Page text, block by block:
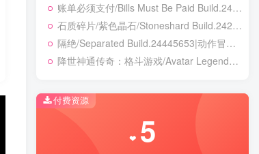
账单必须支付/Bills Must Be Paid Build.24451921|动作冒险|容量1.4GB|免安装绿色中文版
石质碎片/紫色晶石/Stoneshard Build.24221199|角色扮演|容量887B|免安装绿色中文版
隔绝/Separated Build.24445653|动作冒险|容量8.1GB|免安装绿色中文版
降世神通传奇：格斗游戏/Avatar Legends: The Fighting Game Build.24421547|动作冒险|容量8.2GB|免安装绿色中文版
付费资源
❤ 5